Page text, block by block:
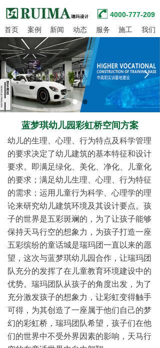
首页 案例 新闻 动态 服务 施工 我们
4000-777-209
넳 넲
幼儿的生理、心理、行为特点及科学管理
的要求决定了幼儿建筑的基本特征和设计
要求。即满足绿化、美化、净化、儿童化
的要求；满足幼儿生理、心理、行为特征
的需求；运用儿童行为科学、心理学的理
论来研究幼儿建筑环境及其设计要点。孩
子的世界是五彩斑斓的，为了让孩子能够
保持天马行空的想象力，为孩子打造一座
五彩缤纷的童话城是瑞玛团一直以来的愿
望，这次与蓝梦琪幼儿园合作，让瑞玛团
队充分的发挥了在儿童教育环境建设中的
优势。瑞玛团队从孩子的角度出发，为了
充分激发孩子的想象力，让彩虹变得触手
可得，为其创造了一座属于他们自己的梦
幻的彩虹桥，瑞玛团队希望，孩子们在他
们的世界中不受外界因素的影响，天马行
蓝梦琪幼儿园彩虹桥空间方案